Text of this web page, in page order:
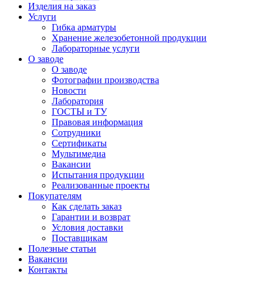
Изделия на заказ
Услуги
Гибка арматуры
Хранение железобетонной продукции
Лабораторные услуги
О заводе
О заводе
Фотографии производства
Новости
Лаборатория
ГОСТЫ и ТУ
Правовая информация
Сотрудники
Сертификаты
Мультимедиа
Вакансии
Испытания продукции
Реализованные проекты
Покупателям
Как сделать заказ
Гарантии и возврат
Условия доставки
Поставщикам
Полезные статьи
Вакансии
Контакты